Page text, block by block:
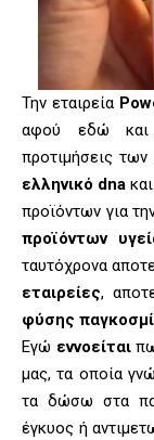
Την εταιρεία
αφού εδώ και
προτιμήσεις των
ελληνικό dna
προϊόντων για
προϊόντων
ταυτόχρονα
εταιρείες,
φύσης
Εγώ εννοείται
μας, τα οποία
τα δώσω στα
έγκυος ή